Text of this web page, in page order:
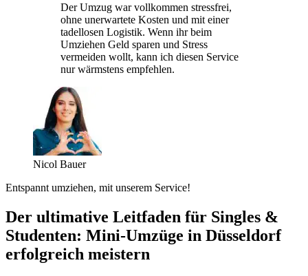
Der Umzug war vollkommen stressfrei,
ohne unerwartete Kosten und mit einer
tadellosen Logistik. Wenn ihr beim
Umziehen Geld sparen und Stress
vermeiden wollt, kann ich diesen Service
nur wärmstens empfehlen.
Nicol Bauer
Entspannt umziehen, mit unserem Service!
Der ultimative Leitfaden für Singles &
Studenten: Mini-Umzüge in Düsseldorf
erfolgreich meistern